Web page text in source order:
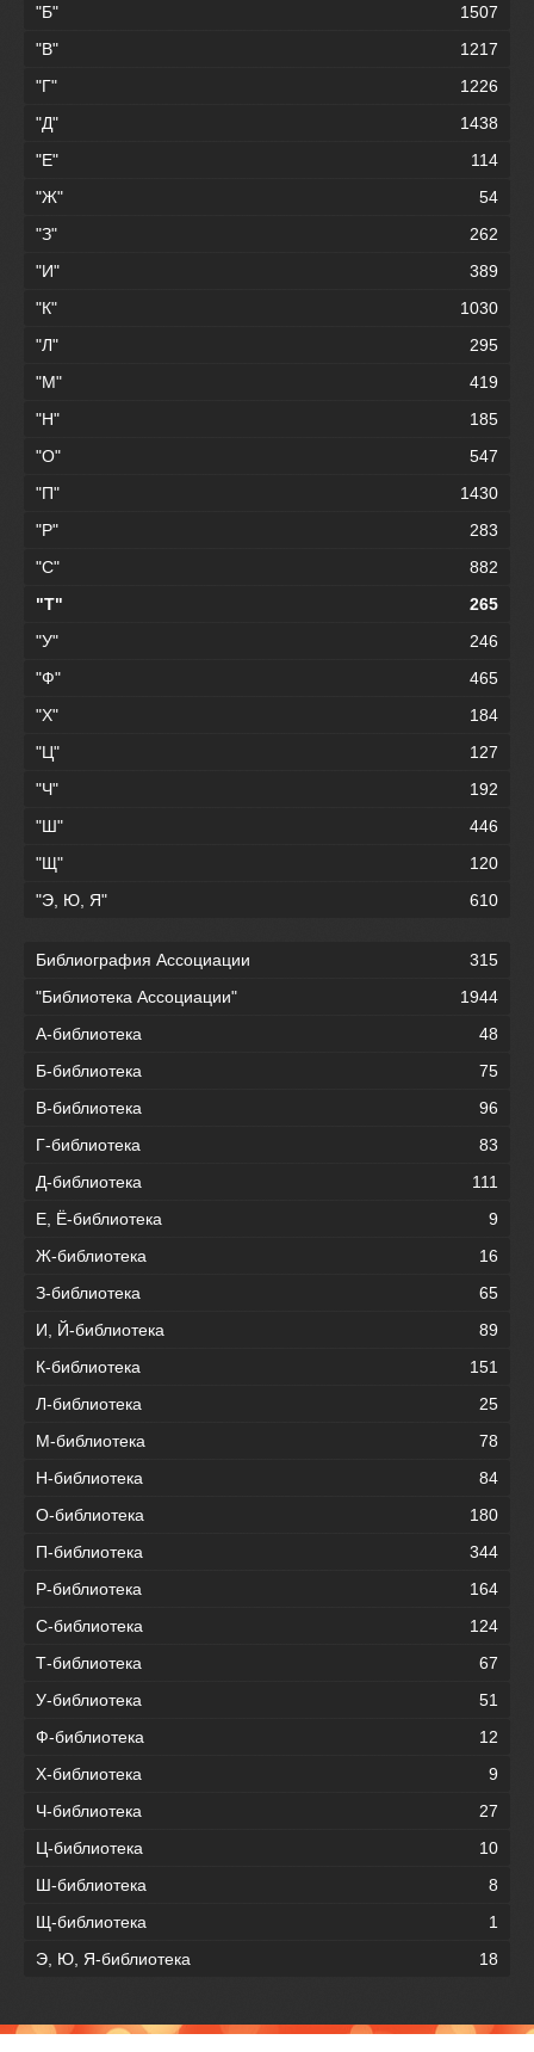
"Б"
1507
"В"
1217
"Г"
1226
"Д"
1438
"Е"
114
"Ж"
54
"З"
262
"И"
389
"К"
1030
"Л"
295
"М"
419
"Н"
185
"О"
547
"П"
1430
"Р"
283
"С"
882
"Т"
265
"У"
246
"Ф"
465
"Х"
184
"Ц"
127
"Ч"
192
"Ш"
446
"Щ"
120
"Э, Ю, Я"
610
Библиография Ассоциации
315
"Библиотека Ассоциации"
1944
А-библиотека
48
Б-библиотека
75
В-библиотека
96
Г-библиотека
83
Д-библиотека
111
Е, Ё-библиотека
9
Ж-библиотека
16
З-библиотека
65
И, Й-библиотека
89
К-библиотека
151
Л-библиотека
25
М-библиотека
78
Н-библиотека
84
О-библиотека
180
П-библиотека
344
Р-библиотека
164
С-библиотека
124
Т-библиотека
67
У-библиотека
51
Ф-библиотека
12
Х-библиотека
9
Ч-библиотека
27
Ц-библиотека
10
Ш-библиотека
8
Щ-библиотека
1
Э, Ю, Я-библиотека
18